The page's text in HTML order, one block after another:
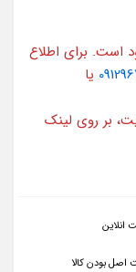
است. برای اطلاع
یا
بر روی لینک
انلاین
اصل بودن کالا